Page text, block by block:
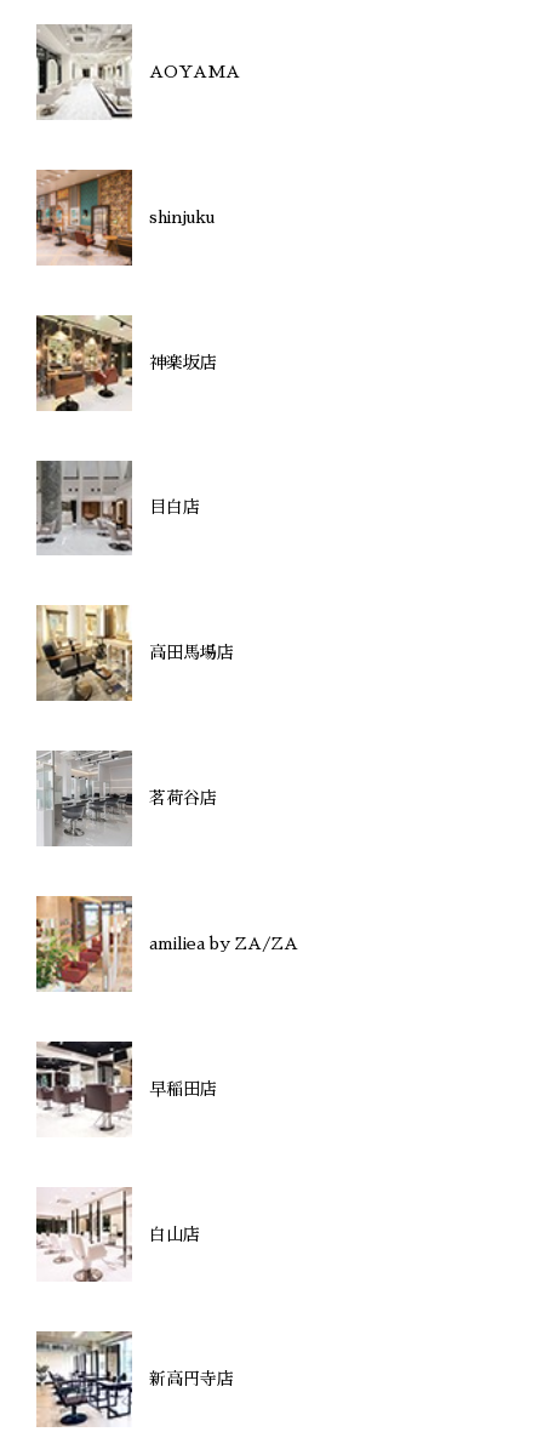
AOYAMA
shinjuku
神楽坂店
目白店
高田馬場店
茗荷谷店
amiliea by ZA/ZA
早稲田店
白山店
新高円寺店